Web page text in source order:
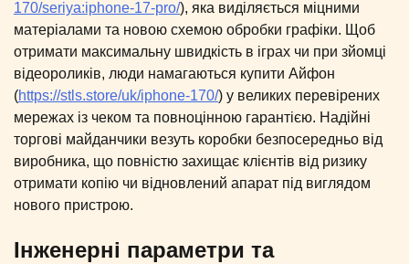
170/seriya:iphone-17-pro/), яка виділяється міцними
матеріалами та новою схемою обробки графіки. Щоб
отримати максимальну швидкість в іграх чи при зйомці
відеороликів, люди намагаються купити Айфон
(https://stls.store/uk/iphone-170/) у великих перевірених
мережах із чеком та повноцінною гарантією. Надійні
торгові майданчики везуть коробки безпосередньо від
виробника, що повністю захищає клієнтів від ризику
отримати копію чи відновлений апарат під виглядом
нового пристрою.
Інженерні параметри та